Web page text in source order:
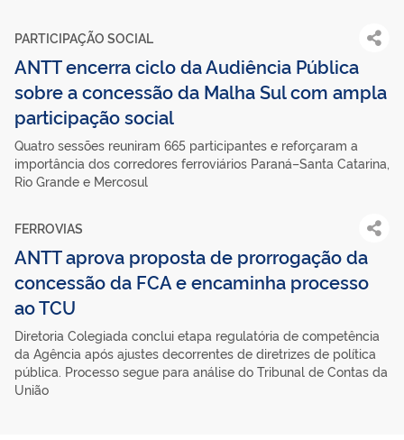
PARTICIPAÇÃO SOCIAL
ANTT encerra ciclo da Audiência Pública
sobre a concessão da Malha Sul com ampla
participação social
Quatro sessões reuniram 665 participantes e reforçaram a
importância dos corredores ferroviários Paraná–Santa Catarina,
Rio Grande e Mercosul
FERROVIAS
ANTT aprova proposta de prorrogação da
concessão da FCA e encaminha processo
ao TCU
Diretoria Colegiada conclui etapa regulatória de competência
da Agência após ajustes decorrentes de diretrizes de política
pública. Processo segue para análise do Tribunal de Contas da
União